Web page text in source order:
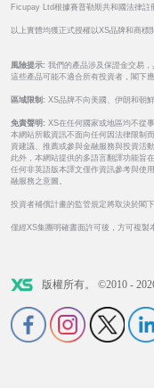
Ficupay Ltd根據賽普勒斯共和國法律
以上實體均獲正式授權以XS品牌和商標
風險提示: 我們的產品涉及保證金交易
這些產品可能不適合所有投資者，閣下
區域限制: XS品牌不向美國、伊朗和朝
免責聲明: XS在任何國家或地區均不從
本網站所載資訊不面向任何因法律限制
資建議、推薦或參與金融服務與投資活
此外，本網站提供的多語言翻譯功能旨
任何非英語版本譯文僅作資訊參考與使
融服務之意圖。
投資者補償計畫的監管規定將取決於閣
僅經XS集團明確書面許可後，方可複製
版權所有。 ©2010 -